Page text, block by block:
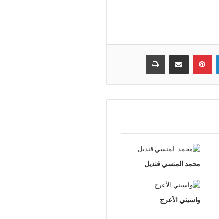
لينكدإن بينتيريستمشاركة عبر البريد طباعة
محمد المنسي قنديل
واسيني الأعرج